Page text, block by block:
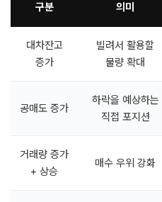
구분 의미
대차잔고
증가
빌려서 활용할
물량 확대
공매도 증가
하락을 예상하는
직접 포지션
거래량 증가
+ 상승
매수 우위 강화